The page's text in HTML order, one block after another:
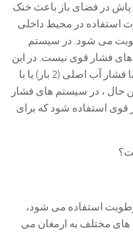
در فضای باز باعث خنک
در محیط داخلی
می شود. در سیستم
های فشار قوی نیست. در این
سیستم ها این کار را می توان بدون پمپ با فشار آب اصلی (2 بار) یا با
حال ، در سیستم های فشار
استفاده شود که برای
رطوبت استفاده می شود،
مختلف به ارمغان می